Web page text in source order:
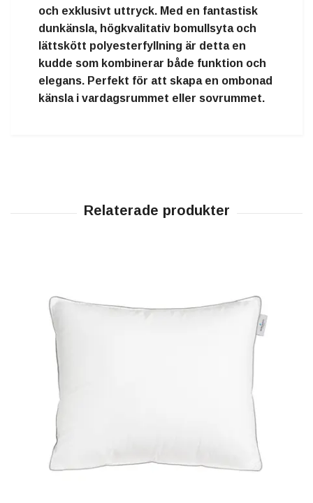
och exklusivt uttryck. Med en fantastisk
dunkänsla, högkvalitativ bomullsyta och
lättskött polyesterfyllning är detta en
kudde som kombinerar både funktion och
elegans. Perfekt för att skapa en ombonad
känsla i vardagsrummet eller sovrummet.